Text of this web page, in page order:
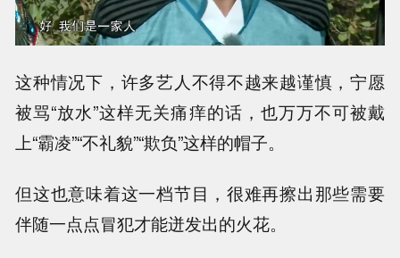
这种情况下，许多艺人不得不越来越谨慎，宁愿
被骂“放水”这样无关痛痒的话，也万万不可被戴
上“霸凌”“不礼貌”“欺负”这样的帽子。
但这也意味着这一档节目，很难再擦出那些需要
伴随一点点冒犯才能迸发出的火花。